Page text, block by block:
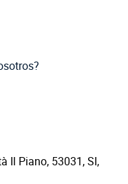
Il Piano, 53031, SI,